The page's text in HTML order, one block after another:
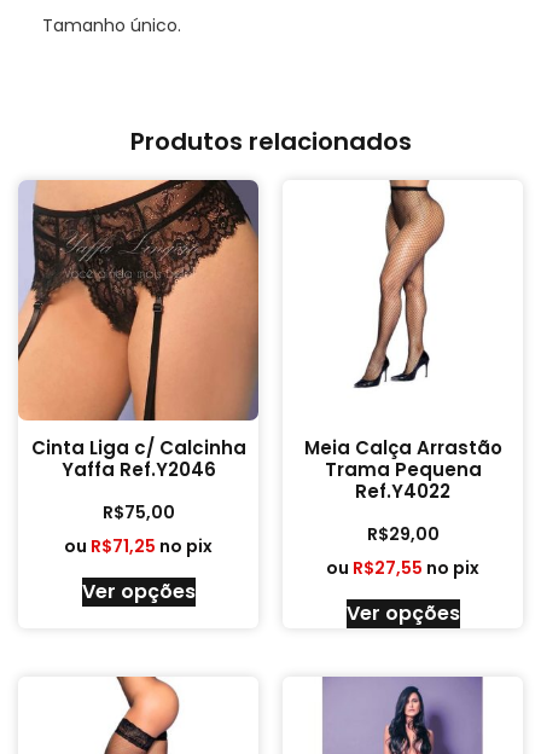
Tamanho único.
Produtos relacionados
Cinta Liga c/ Calcinha
Yaffa Ref.Y2046
R$75,00
ou R$71,25 no pix
Ver opções
Meia Calça Arrastão
Trama Pequena
Ref.Y4022
R$29,00
ou R$27,55 no pix
Ver opções